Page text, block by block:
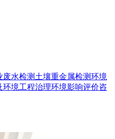
废水检测 土壤重金属检测环境
环境工程治理环境影响评价咨